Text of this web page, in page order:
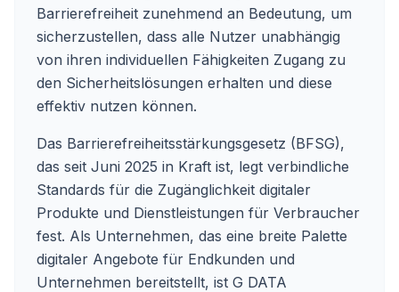
Barrierefreiheit zunehmend an Bedeutung, um
sicherzustellen, dass alle Nutzer unabhängig
von ihren individuellen Fähigkeiten Zugang zu
den Sicherheitslösungen erhalten und diese
effektiv nutzen können.
Das Barrierefreiheitsstärkungsgesetz (BFSG),
das seit Juni 2025 in Kraft ist, legt verbindliche
Standards für die Zugänglichkeit digitaler
Produkte und Dienstleistungen für Verbraucher
fest. Als Unternehmen, das eine breite Palette
digitaler Angebote für Endkunden und
Unternehmen bereitstellt, ist G DATA